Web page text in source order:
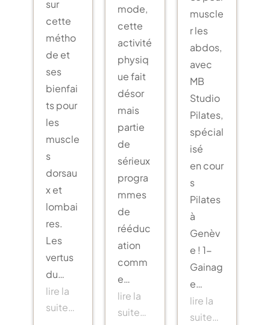
sur
cette
métho
de et
ses
bienfai
ts pour
les
muscle
s
dorsau
x et
lombai
res.
Les
vertus
du…
lire la
suite…
mode,
cette
activité
physiq
ue fait
désor
mais
partie
de
sérieux
progra
mmes
de
rééduc
ation
comm
e…
lire la
suite…
muscle
r les
abdos,
avec
MB
Studio
Pilates,
spécial
isé
en cour
s
Pilates
à
Genèv
e ! 1-
Gainag
e…
lire la
suite…